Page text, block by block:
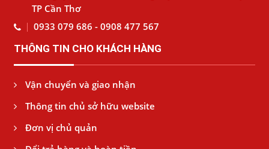
TP Cần Thơ
0933 079 686 - 0908 477 567
THÔNG TIN CHO KHÁCH HÀNG
Vận chuyển và giao nhận
Thông tin chủ sở hữu website
Đơn vị chủ quản